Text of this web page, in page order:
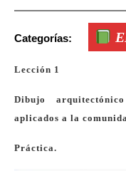
Categorías:
Lección 1
Dibujo
aplicados a la
Práctica.